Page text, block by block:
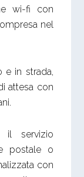
wi-fi con
nel
e in strada,
attesa con
il servizio
postale o
con